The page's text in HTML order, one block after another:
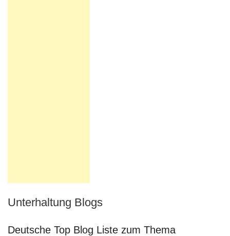
Unterhaltung Blogs
Deutsche Top Blog Liste zum Thema